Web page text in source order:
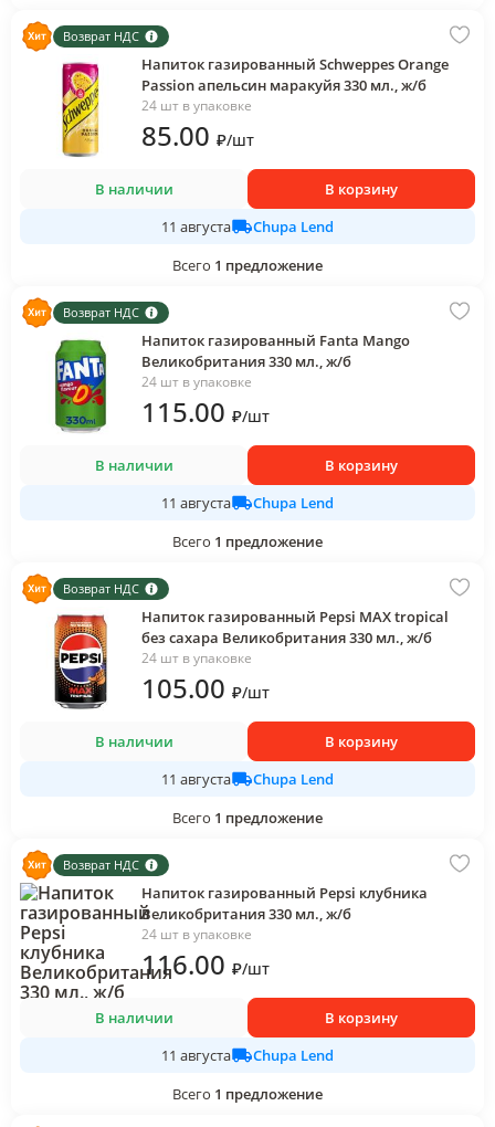
Возврат НДС
Напиток газированный Schweppes Orange
Passion апельсин маракуйя 330 мл., ж/б
24 шт в упаковке
85.00 ₽/шт
В наличии
В корзину
11 августа
Chupa Lend
Всего 1 предложение
Возврат НДС
Напиток газированный Fanta Mango
Великобритания 330 мл., ж/б
24 шт в упаковке
115.00 ₽/шт
В наличии
В корзину
11 августа
Chupa Lend
Всего 1 предложение
Возврат НДС
Напиток газированный Pepsi MAX tropical
без сахара Великобритания 330 мл., ж/б
24 шт в упаковке
105.00 ₽/шт
В наличии
В корзину
11 августа
Chupa Lend
Всего 1 предложение
Возврат НДС
Напиток газированный Pepsi клубника
Великобритания 330 мл., ж/б
24 шт в упаковке
116.00 ₽/шт
В наличии
В корзину
11 августа
Chupa Lend
Всего 1 предложение